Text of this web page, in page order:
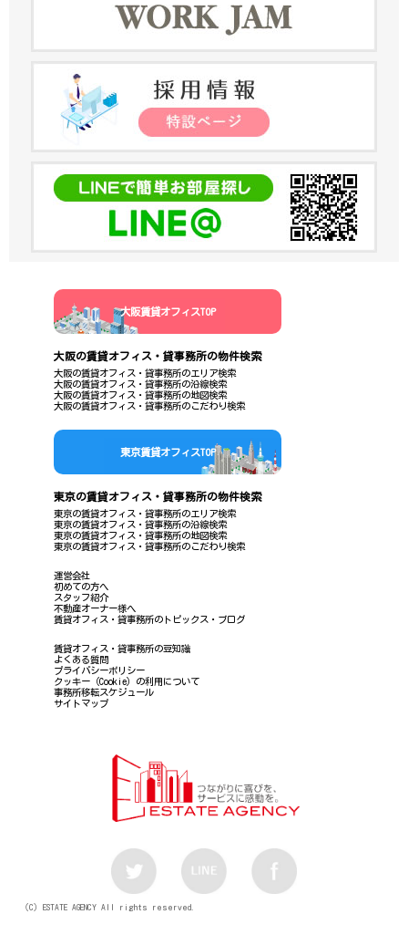
大阪賃貸オフィスTOP
大阪の賃貸オフィス・貸事務所の物件検索
大阪の賃貸オフィス・貸事務所のエリア検索
大阪の賃貸オフィス・貸事務所の沿線検索
大阪の賃貸オフィス・貸事務所の地図検索
大阪の賃貸オフィス・貸事務所のこだわり検索
東京賃貸オフィスTOP
東京の賃貸オフィス・貸事務所の物件検索
東京の賃貸オフィス・貸事務所のエリア検索
東京の賃貸オフィス・貸事務所の沿線検索
東京の賃貸オフィス・貸事務所の地図検索
東京の賃貸オフィス・貸事務所のこだわり検索
運営会社
初めての方へ
スタッフ紹介
不動産オーナー様へ
賃貸オフィス・貸事務所のトピックス・ブログ
賃貸オフィス・貸事務所の豆知識
よくある質問
プライバシーポリシー
クッキー（Cookie）の利用について
事務所移転スケジュール
サイトマップ
（C）ESTATE AGENCY All rights reserved.